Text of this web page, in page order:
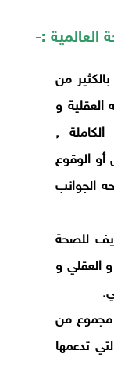
:-
من
العقلية و
الكاملة ,
الوقوع
الجوانب
للصحة
العقلي و
مجموع من
تدعمها